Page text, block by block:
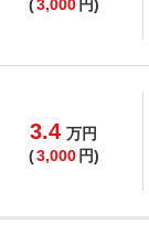
(3,000 円)
3.4 万円
(3,000 円)